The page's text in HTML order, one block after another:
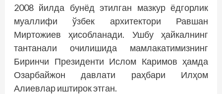
2008 йилда бунёд этилган мазкур ёдгорлик
муаллифи ўзбек архитектори Равшан
Миртожиев ҳисобланади. Ушбу ҳайкалнинг
тантанали очилишида мамлакатимизнинг
Биринчи Президенти Ислом Каримов ҳамда
Озарбайжон давлати раҳбари Илҳом
Алиевлар иштирок этган.